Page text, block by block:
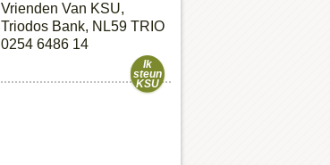
Vrienden Van KSU,
Triodos Bank, NL59 TRIO
0254 6486 14
Ik
steun
KSU